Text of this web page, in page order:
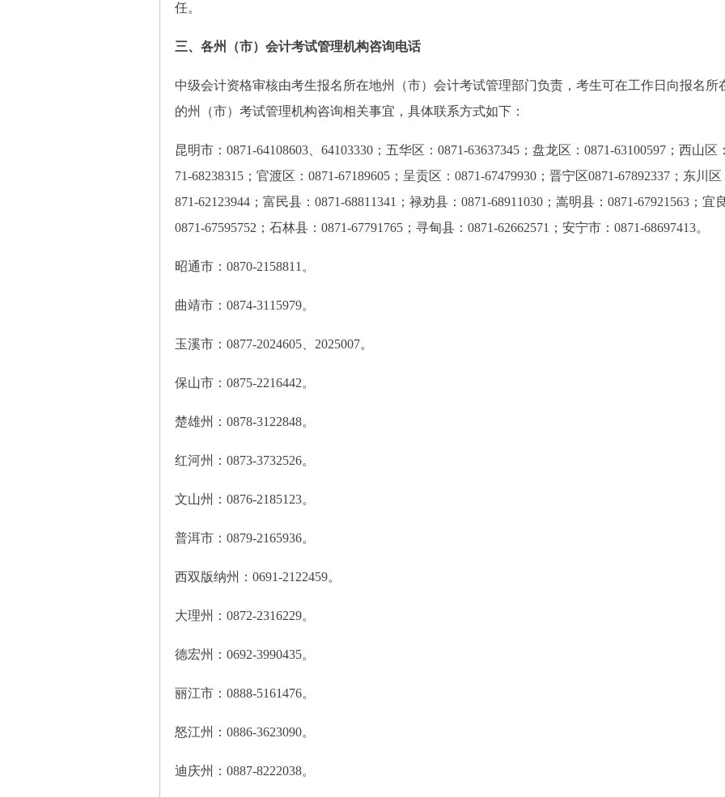
任。
三、各州（市）会计考试管理机构咨询电话
中级会计资格审核由考生报名所在地州（市）会计考试管理部门负责，考生可在工作日向报名所
的州（市）考试管理机构咨询相关事宜，具体联系方式如下：
昆明市：0871-64108603、64103330；五华区：0871-63637345；盘龙区：0871-63100597；西山区
71-68238315；官渡区：0871-67189605；呈贡区：0871-67479930；晋宁区0871-67892337；东川区
871-62123944；富民县：0871-68811341；禄劝县：0871-68911030；嵩明县：0871-67921563；宜
0871-67595752；石林县：0871-67791765；寻甸县：0871-62662571；安宁市：0871-68697413。
昭通市：0870-2158811。
曲靖市：0874-3115979。
玉溪市：0877-2024605、2025007。
保山市：0875-2216442。
楚雄州：0878-3122848。
红河州：0873-3732526。
文山州：0876-2185123。
普洱市：0879-2165936。
西双版纳州：0691-2122459。
大理州：0872-2316229。
德宏州：0692-3990435。
丽江市：0888-5161476。
怒江州：0886-3623090。
迪庆州：0887-8222038。